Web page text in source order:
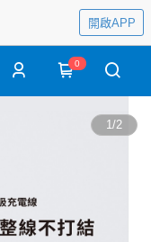
開啟APP
0
1/2